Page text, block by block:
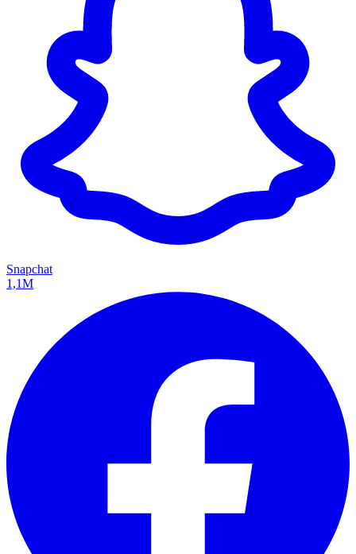
Snapchat
1,1M